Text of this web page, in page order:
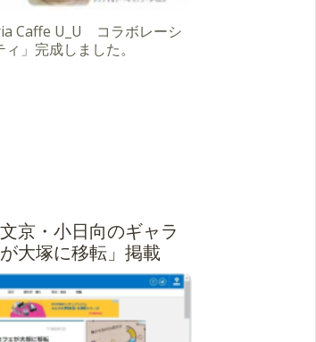
Caffe U_U コラボレーシ
」完成しました。
京・小日向のギャラ
大塚に移転」掲載